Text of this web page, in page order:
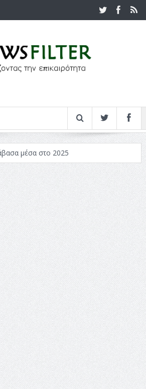
μέσα στο 2025
Ντι Κάπριο και ο Λάνθιμος
Χωρίς Λέξεις
αντισυμβατική καλοκαιρινή
#517
κινηματογράφο
Μορφές: Κι Όλες Σε Αφορούν
για Σένα και την Επιχείρησή σου
Αξίζει άραγε?